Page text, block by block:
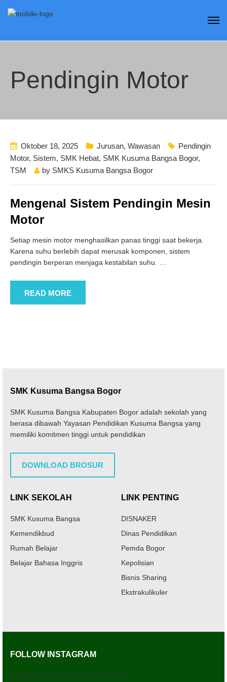
Pendingin Motor
Oktober 18, 2025 Jurusan, Wawasan
Pendingin
Motor, Sistem, SMK Hebat, SMK Kusuma Bangsa Bogor,
TSM
by SMKS Kusuma Bangsa Bogor
Mengenal Sistem Pendingin Mesin
Motor
Setiap mesin motor menghasilkan panas tinggi saat bekerja.
Karena suhu berlebih dapat merusak komponen, sistem
pendingin berperan menjaga kestabilan suhu.
READ MORE
SMK Kusuma Bangsa Bogor
SMK Kusuma Bangsa Kabupaten Bogor adalah sekolah yang
berasa dibawah Yayasan Pendidikan Kusuma Bangsa yang
memiliki komitmen tinggi untuk pendidikan
DOWNLOAD BROSUR
LINK SEKOLAH
SMK Kusuma Bangsa
Kemendikbud
Rumah Belajar
Belajar Bahasa Inggris
LINK PENTING
DISNAKER
Dinas Pendidikan
Pemda Bogor
Kepolisian
Bisnis Sharing
Ekstrakulikuler
FOLLOW INSTAGRAM
Instagram has returned invalid data.